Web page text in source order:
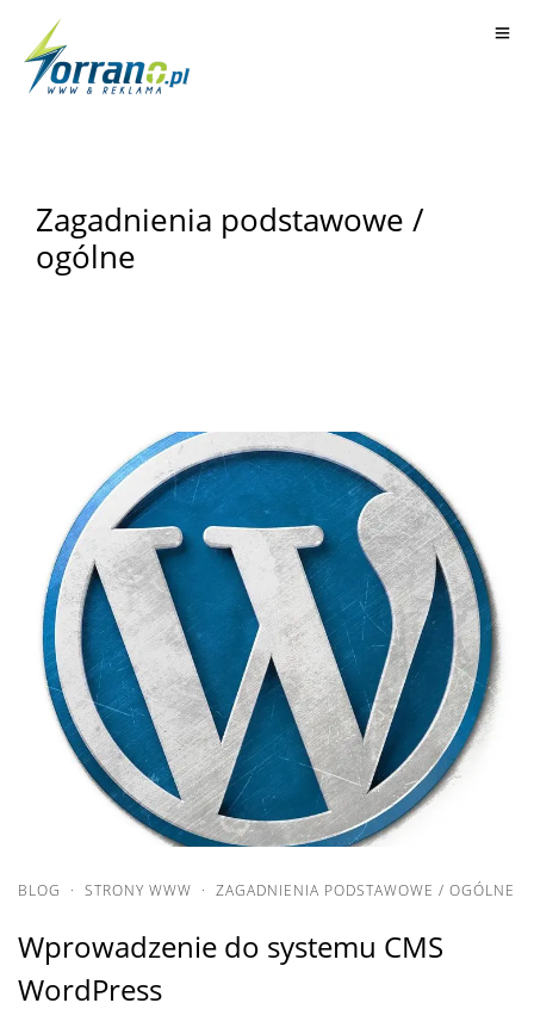
Zagadnienia podstawowe /
ogólne
BLOG · STRONY WWW · ZAGADNIENIA PODSTAWOWE / OGÓLNE
Wprowadzenie do systemu CMS
WordPress